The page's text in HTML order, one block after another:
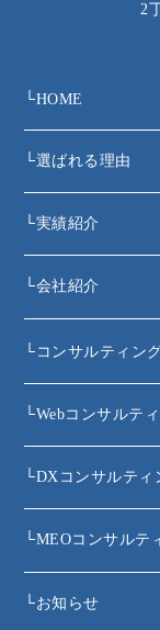
2
└HOME
└選ばれる理由
└実績紹介
└会社紹介
└ コンサルティン
└Webコンサルテ
└DXコンサルティ
└MEOコンサルテ
└お知らせ